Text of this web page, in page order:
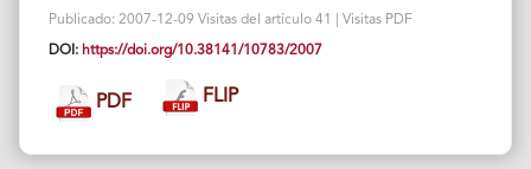
Publicado: 2007-12-09 Visitas del artículo 41 | Visitas PDF
DOI: https://doi.org/10.38141/10783/2007
PDF FLIP